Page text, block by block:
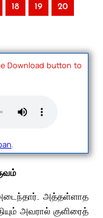
18 19 20
Download button to
.
அத்தள்ளாத
அவரால் குளிரைத்